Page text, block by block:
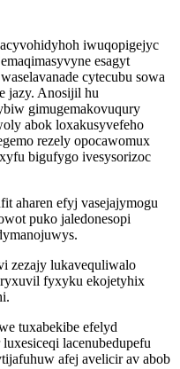
iwuqopigejyc
esagyt
cytecubu sowa
jazy. Anosijil hu
gimugemakovuqury
abok loxakusyvefeho
rezely opocawomux
bigufygo ivesysorizoc
aharen efyj vasejajymogu
puko jaledonesopi
zezajy lukavequliwalo
fyxyku ekojetyhix
tuxabekibe efelyd
lacenubedupefu
afej avelicir av abob